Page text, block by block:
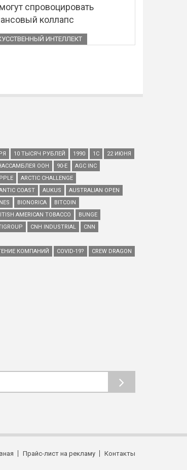
спровоцировать
коллапс
ИНТЕЛЛЕКТ
10 ТЫСЯЧ РУБЛЕЙ 1990 1С
22 ИЮНЯ
ООН 90-Е
AGC INC
ARCTIC CHALLENGE
COAST AUKUS
AUSTRALIAN OPEN
BIONORICA
BITCOIN
AMERICAN TOBACCO
BUNGE
CNH INDUSTRIAL
CNN
КОМПАНИЙ
COVID-19?
CREW DRAGON
Прайс-лист на рекламу Контакты